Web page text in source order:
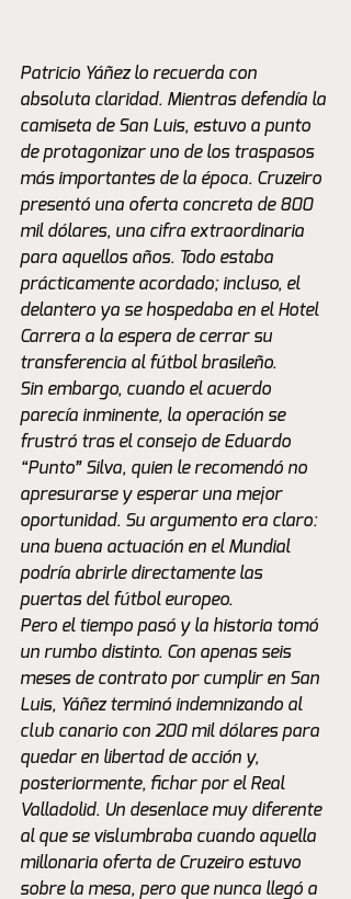
Patricio Yáñez lo recuerda con
absoluta claridad. Mientras defendía la
camiseta de San Luis, estuvo a punto
de protagonizar uno de los traspasos
más importantes de la época. Cruzeiro
presentó una oferta concreta de 800
mil dólares, una cifra extraordinaria
para aquellos años. Todo estaba
prácticamente acordado; incluso, el
delantero ya se hospedaba en el Hotel
Carrera a la espera de cerrar su
transferencia al fútbol brasileño.
Sin embargo, cuando el acuerdo
parecía inminente, la operación se
frustró tras el consejo de Eduardo
“Punto” Silva, quien le recomendó no
apresurarse y esperar una mejor
oportunidad. Su argumento era claro:
una buena actuación en el Mundial
podría abrirle directamente las
puertas del fútbol europeo.
Pero el tiempo pasó y la historia tomó
un rumbo distinto. Con apenas seis
meses de contrato por cumplir en San
Luis, Yáñez terminó indemnizando al
club canario con 200 mil dólares para
quedar en libertad de acción y,
posteriormente, fichar por el Real
Valladolid. Un desenlace muy diferente
al que se vislumbraba cuando aquella
millonaria oferta de Cruzeiro estuvo
sobre la mesa, pero que nunca llegó a